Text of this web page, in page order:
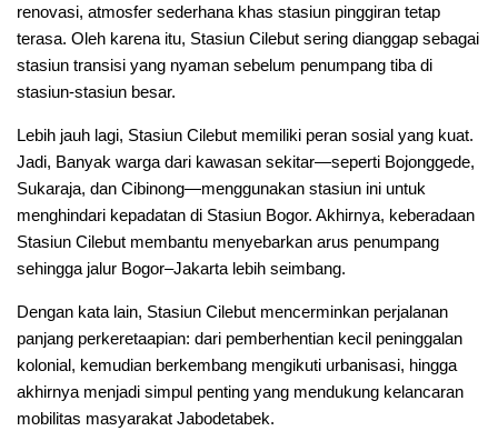
renovasi, atmosfer sederhana khas stasiun pinggiran tetap
terasa. Oleh karena itu, Stasiun Cilebut sering dianggap sebagai
stasiun transisi yang nyaman sebelum penumpang tiba di
stasiun-stasiun besar.
Lebih jauh lagi, Stasiun Cilebut memiliki peran sosial yang kuat.
Jadi, Banyak warga dari kawasan sekitar—seperti Bojonggede,
Sukaraja, dan Cibinong—menggunakan stasiun ini untuk
menghindari kepadatan di Stasiun Bogor. Akhirnya, keberadaan
Stasiun Cilebut membantu menyebarkan arus penumpang
sehingga jalur Bogor–Jakarta lebih seimbang.
Dengan kata lain, Stasiun Cilebut mencerminkan perjalanan
panjang perkeretaapian: dari pemberhentian kecil peninggalan
kolonial, kemudian berkembang mengikuti urbanisasi, hingga
akhirnya menjadi simpul penting yang mendukung kelancaran
mobilitas masyarakat Jabodetabek.